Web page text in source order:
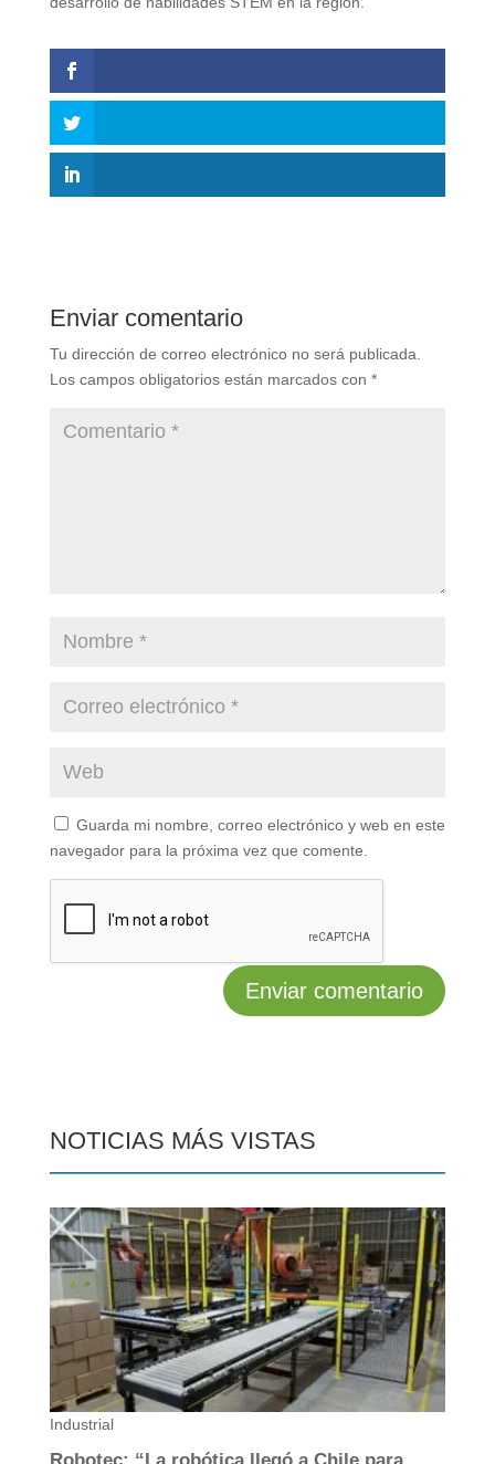
Enviar comentario
Tu dirección de correo electrónico no será publicada.
Los campos obligatorios están marcados con *
Guarda mi nombre, correo electrónico y web en este
navegador para la próxima vez que comente.
NOTICIAS MÁS VISTAS